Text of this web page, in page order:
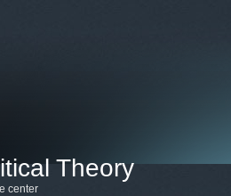
Theory
center